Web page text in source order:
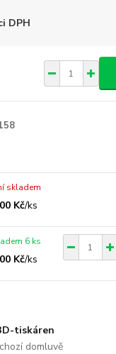
DPH
Kč/ks
skladem
Kč/ks
6 ks
tiskáren
domluvě